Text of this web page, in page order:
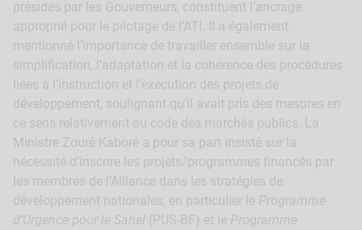
présidés par les Gouverneurs, constituent l’ancrage
approprié pour le pilotage de l’ATI. Il a également
mentionné l’importance de travailler ensemble sur la
simplification, l’adaptation et la cohérence des procédures
liées à l’instruction et l’exécution des projets de
développement, soulignant qu’il avait pris des mesures en
ce sens relativement au code des marchés publics. La
Ministre Zouré Kaboré a pour sa part insisté sur la
nécessité d’inscrire les projets/programmes financés par
les membres de l’Alliance dans les stratégies de
développement nationales, en particulier le Programme
d’Urgence pour le Sahel (PUS-BF) et le Programme